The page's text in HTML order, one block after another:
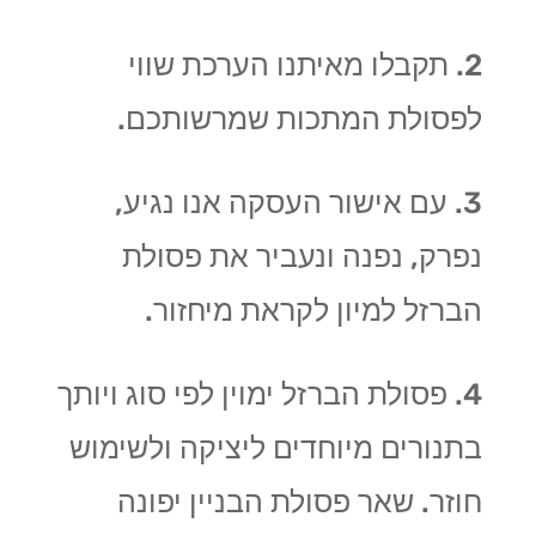
2. תקבלו מאיתנו הערכת שווי
לפסולת המתכות שמרשותכם.
3. עם אישור העסקה אנו נגיע,
נפרק, נפנה ונעביר את פסולת
הברזל למיון לקראת מיחזור.
4. פסולת הברזל ימוין לפי סוג ויותך
בתנורים מיוחדים ליציקה ולשימוש
חוזר. שאר פסולת הבניין יפונה